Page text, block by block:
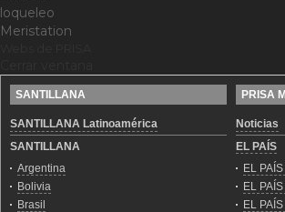
loqueleo
Meristation